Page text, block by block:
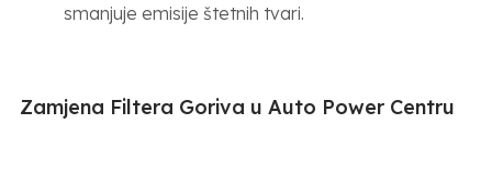
smanjuje emisije štetnih tvari.
Zamjena Filtera Goriva u Auto Power Centru